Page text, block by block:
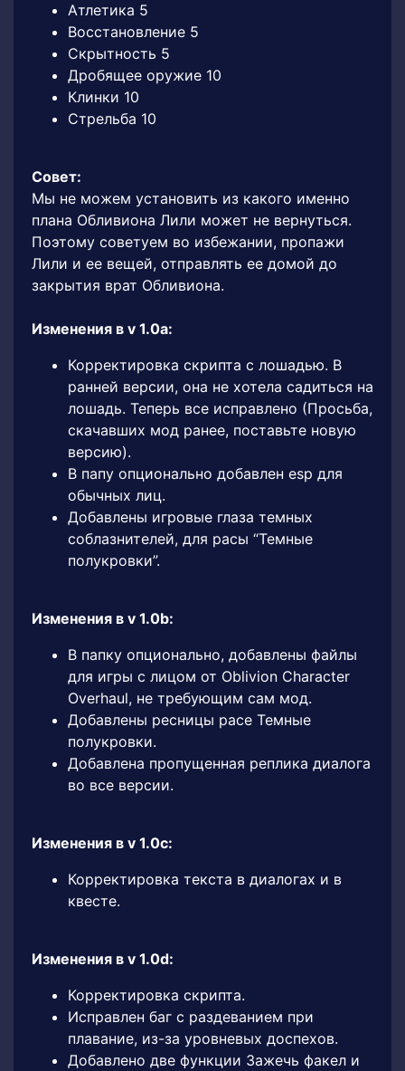
Атлетика 5
Восстановление 5
Скрытность 5
Дробящее оружие 10
Клинки 10
Стрельба 10
Совет:
Мы не можем установить из какого именно
плана Обливиона Лили может не вернуться.
Поэтому советуем во избежании, пропажи
Лили и ее вещей, отправлять ее домой до
закрытия врат Обливиона.
Изменения в v 1.0a:
Корректировка скрипта с лошадью. В
ранней версии, она не хотела садиться на
лошадь. Теперь все исправлено (Просьба,
скачавших мод ранее, поставьте новую
версию).
В папу опционально добавлен esp для
обычных лиц.
Добавлены игровые глаза темных
соблазнителей, для расы “Темные
полукровки”.
Изменения в v 1.0b:
В папку опционально, добавлены файлы
для игры с лицом от Oblivion Character
Overhaul, не требующим сам мод.
Добавлены ресницы расе Темные
полукровки.
Добавлена пропущенная реплика диалога
во все версии.
Изменения в v 1.0c:
Корректировка текста в диалогах и в
квесте.
Изменения в v 1.0d:
Корректировка скрипта.
Исправлен баг с раздеванием при
плавание, из-за уровневых доспехов.
Добавлено две функции Зажечь факел и